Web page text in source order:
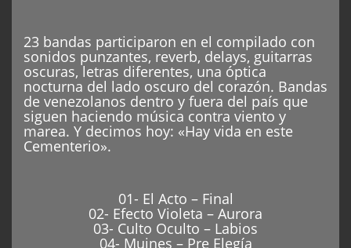
23 bandas participaron en el compilado con
sonidos punzantes, reverb, delays, guitarras
oscuras, letras diferentes, una óptica
nocturna del lado oscuro del corazón. Bandas
de venezolanos dentro y fuera del país que
siguen haciendo música contra viento y
marea. Y decimos hoy: «Hay vida en este
Cementerio».
01- El Acto – Final
02- Efecto Violeta – Aurora
03- Culto Oculto – Labios
04- Muines – Pre Elegía